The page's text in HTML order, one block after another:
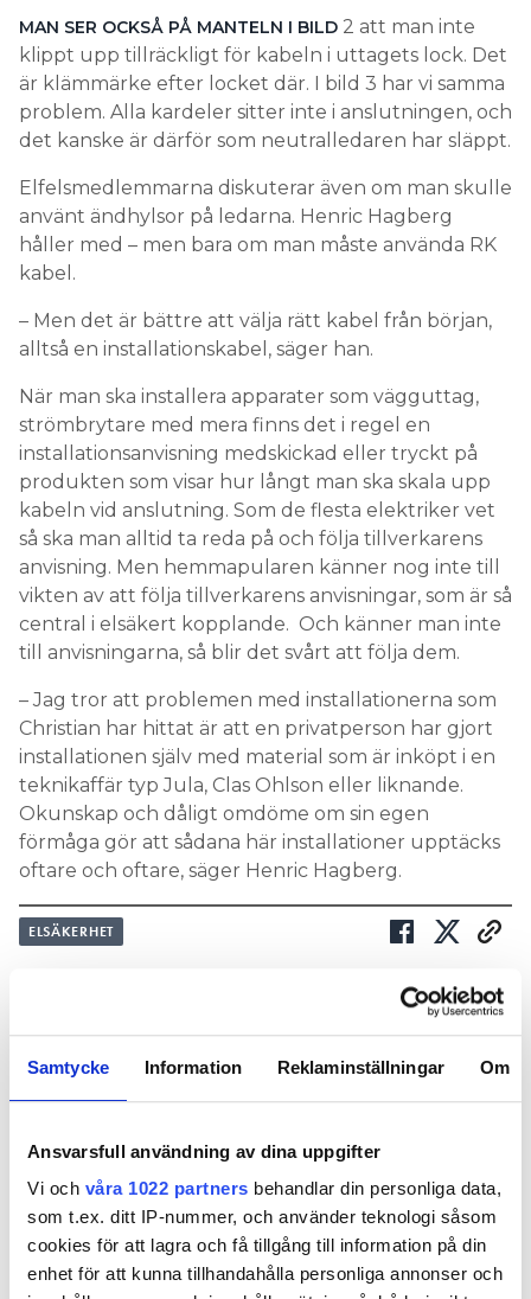
Samtycke Information Reklaminställningar Om
Ansvarsfull användning av dina uppgifter
Vi och våra 1022 partners behandlar din personliga data,
som t.ex. ditt IP-nummer, och använder teknologi såsom
cookies för att lagra och få tillgång till information på din
enhet för att kunna tillhandahålla personliga annonser och
MAN SER OCKSÅ PÅ MANTELN I BILD 2 att man inte
klippt upp tillräckligt för kabeln i uttagets lock. Det
är klämmärke efter locket där. I bild 3 har vi samma
problem. Alla kardeler sitter inte i anslutningen, och
det kanske är därför som neutralledaren har släppt.
Elfelsmedlemmarna diskuterar även om man skulle
använt ändhylsor på ledarna. Henric Hagberg
håller med – men bara om man måste använda RK
kabel.
– Men det är bättre att välja rätt kabel från början,
alltså en installationskabel, säger han.
När man ska installera apparater som vägguttag,
strömbrytare med mera finns det i regel en
installationsanvisning medskickad eller tryckt på
produkten som visar hur långt man ska skala upp
kabeln vid anslutning. Som de flesta elektriker vet
så ska man alltid ta reda på och följa tillverkarens
anvisning. Men hemmapularen känner nog inte till
vikten av att följa tillverkarens anvisningar, som är så
central i elsäkert kopplande. Och känner man inte
till anvisningarna, så blir det svårt att följa dem.
– Jag tror att problemen med installationerna som
Christian har hittat är att en privatperson har gjort
installationen själv med material som är inköpt i en
teknikaffär typ Jula, Clas Ohlson eller liknande.
Okunskap och dåligt omdöme om sin egen
förmåga gör att sådana här installationer upptäcks
oftare och oftare, säger Henric Hagberg.
ELSÄKERHET
Prenumerera på vårt nyhetsbrev och få nyheter, tips
och bevakningar rakt ner i inkorgen